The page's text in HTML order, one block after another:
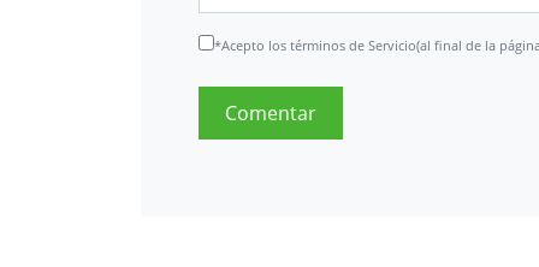
*Acepto los términos de Servicio(al final de la